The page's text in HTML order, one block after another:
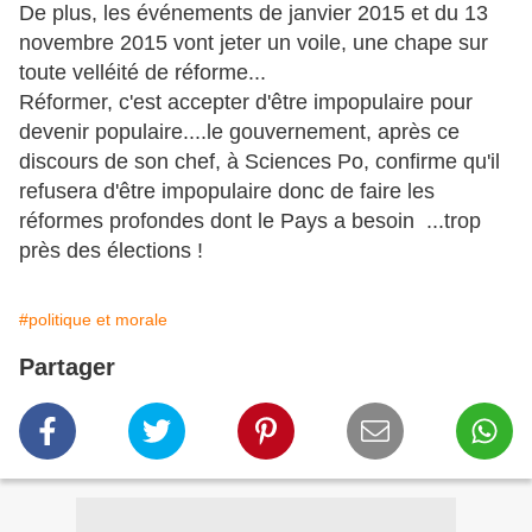
De plus, les événements de janvier 2015 et du 13
novembre 2015 vont jeter un voile, une chape sur
toute velléité de réforme...
Réformer, c'est accepter d'être impopulaire pour
devenir populaire....le gouvernement, après ce
discours de son chef, à Sciences Po, confirme qu'il
refusera d'être impopulaire donc de faire les
réformes profondes dont le Pays a besoin ...trop
près des élections !
#politique et morale
Partager